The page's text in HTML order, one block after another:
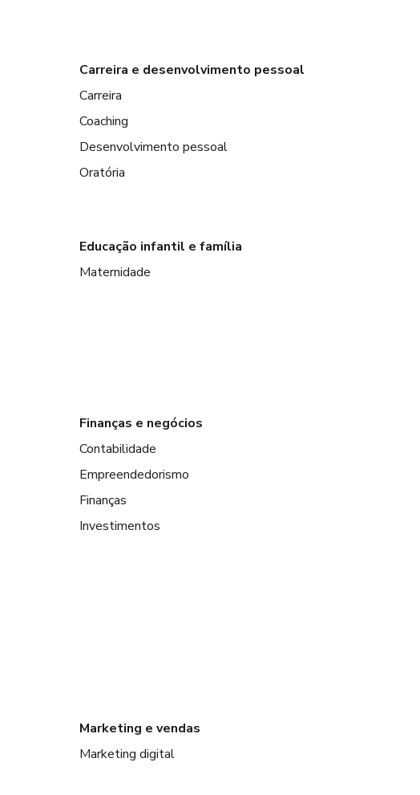
Carreira e desenvolvimento pessoal
Carreira
Coaching
Desenvolvimento pessoal
Oratória
Educação infantil e família
Maternidade
Finanças e negócios
Contabilidade
Empreendedorismo
Finanças
Investimentos
Marketing e vendas
Marketing digital